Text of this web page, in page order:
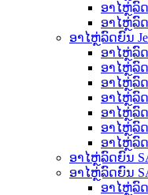
ອາໄຫຼ່ລົດ
ອາໄຫຼ່ລົດ
ອາໄຫຼ່ລົດຍົນ
ອາໄຫຼ່ລົດ
ອາໄຫຼ່ລົດ
ອາໄຫຼ່ລົດ
ອາໄຫຼ່ລົດ
ອາໄຫຼ່ລົດ
ອາໄຫຼ່ລົດ
ອາໄຫຼ່ລົດ
ອາໄຫຼ່ລົດຍົນ
ອາໄຫຼ່ລົດຍົນ
ອາໄຫຼ່ລົ